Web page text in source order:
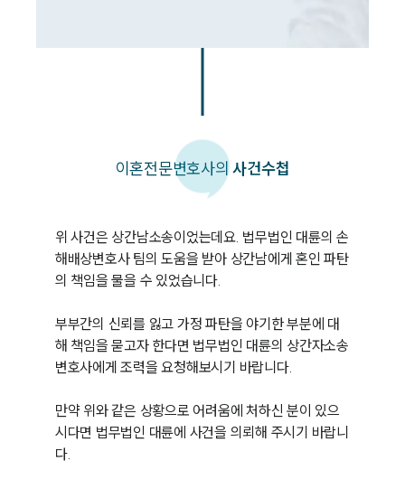
이혼전문변호사의사건수첩
위 사건은 상간남소송이었는데요. 법무법인 대륜의 손
해배상변호사 팀의 도움을 받아 상간남에게 혼인 파탄
의 책임을 물을 수 있었습니다.
부부간의 신뢰를 잃고 가정 파탄을 야기한 부분에 대
해 책임을 묻고자 한다면 법무법인 대륜의 상간자소송
변호사에게 조력을 요청해보시기 바랍니다.
만약 위와 같은 상황으로 어려움에 처하신 분이 있으
시다면 법무법인 대륜에 사건을 의뢰해 주시기 바랍니
다.